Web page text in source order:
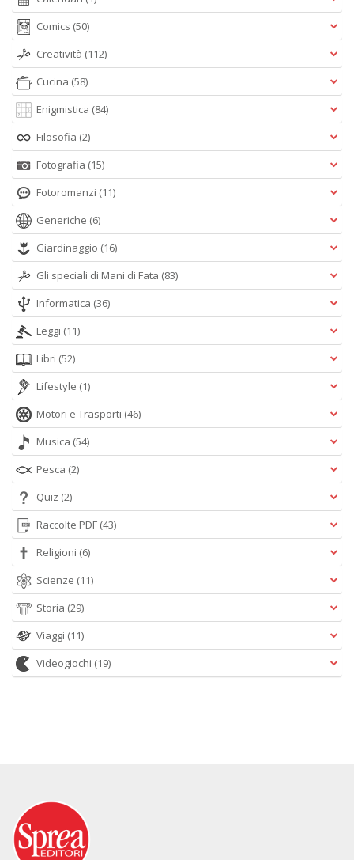
Comics (50)
Creatività (112)
Cucina (58)
Enigmistica (84)
Filosofia (2)
Fotografia (15)
Fotoromanzi (11)
Generiche (6)
Giardinaggio (16)
Gli speciali di Mani di Fata (83)
Informatica (36)
Leggi (11)
Libri (52)
Lifestyle (1)
Motori e Trasporti (46)
Musica (54)
Pesca (2)
Quiz (2)
Raccolte PDF (43)
Religioni (6)
Scienze (11)
Storia (29)
Viaggi (11)
Videogiochi (19)